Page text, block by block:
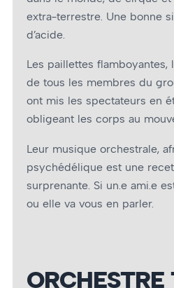
extra-terrestre. Une bonne
d’acide.
Les paillettes flamboyantes,
de tous les membres du
ont mis les spectateurs en
obligeant les corps au
Leur musique orchestrale,
psychédélique est une
surprenante. Si un.e ami.e
ou elle va vous en parler.
ORCHESTRE